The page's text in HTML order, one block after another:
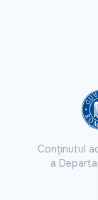
Conținutul
a